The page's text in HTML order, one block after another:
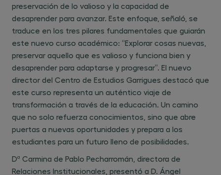
preservación de lo valioso y la capacidad de
desaprender para avanzar. Este enfoque, señaló, se
traduce en los tres pilares fundamentales que guiarán
este nuevo curso académico: “Explorar cosas nuevas,
preservar aquello que es valioso y funciona bien y
desaprender para adaptarse y progresar”. El nuevo
director del Centro de Estudios Garrigues destacó que
este curso representa un auténtico viaje de
transformación a través de la educación. Un camino
que no solo refuerza conocimientos, sino que abre
puertas a nuevas oportunidades y prepara a los
estudiantes para un futuro lleno de posibilidades.
Dª Carmina de Pablo Pecharromán, directora de
Relaciones Institucionales, presentó a D. Ángel